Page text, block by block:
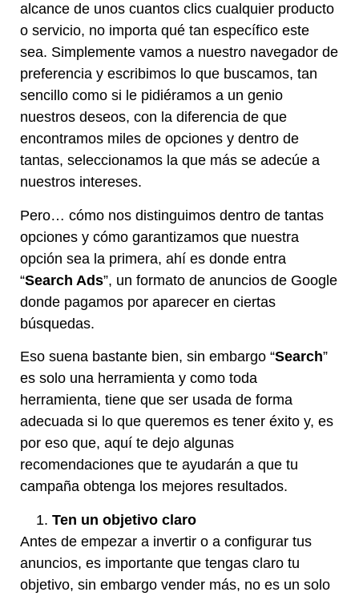
alcance de unos cuantos clics cualquier producto
o servicio, no importa qué tan específico este
sea. Simplemente vamos a nuestro navegador de
preferencia y escribimos lo que buscamos, tan
sencillo como si le pidiéramos a un genio
nuestros deseos, con la diferencia de que
encontramos miles de opciones y dentro de
tantas, seleccionamos la que más se adecúe a
nuestros intereses.
Pero… cómo nos distinguimos dentro de tantas
opciones y cómo garantizamos que nuestra
opción sea la primera, ahí es donde entra
“Search Ads”, un formato de anuncios de Google
donde pagamos por aparecer en ciertas
búsquedas.
Eso suena bastante bien, sin embargo “Search”
es solo una herramienta y como toda
herramienta, tiene que ser usada de forma
adecuada si lo que queremos es tener éxito y, es
por eso que, aquí te dejo algunas
recomendaciones que te ayudarán a que tu
campaña obtenga los mejores resultados.
Ten un objetivo claro
Antes de empezar a invertir o a configurar tus
anuncios, es importante que tengas claro tu
objetivo, sin embargo vender más, no es un solo